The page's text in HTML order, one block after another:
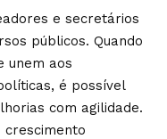
e secretários
públicos. Quando
unem aos
é possível
com agilidade.
crescimento